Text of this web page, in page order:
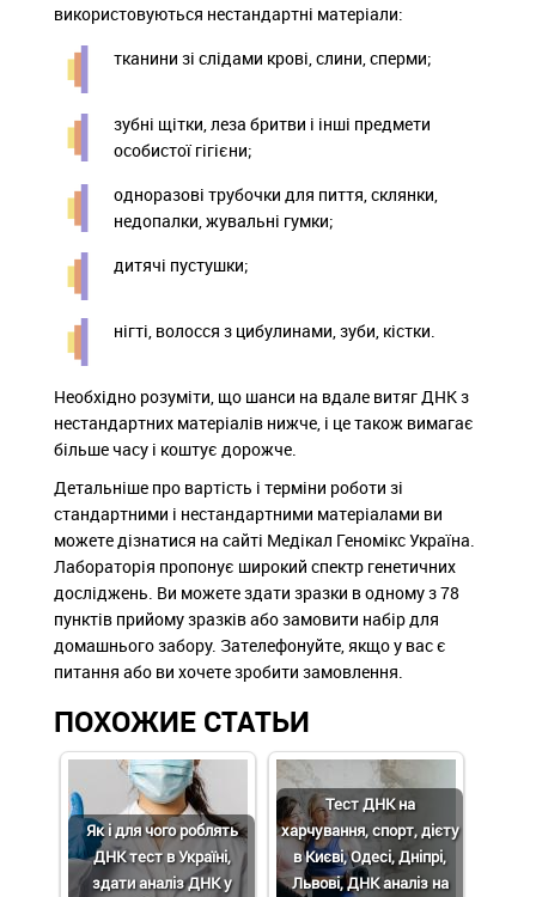
використовуються нестандартні матеріали:
тканини зі слідами крові, слини, сперми;
зубні щітки, леза бритви і інші предмети
особистої гігієни;
одноразові трубочки для пиття, склянки,
недопалки, жувальні гумки;
дитячі пустушки;
нігті, волосся з цибулинами, зуби, кістки.
Необхідно розуміти, що шанси на вдале витяг ДНК з
нестандартних матеріалів нижче, і це також вимагає
більше часу і коштує дорожче.
Детальніше про вартість і терміни роботи зі
стандартними і нестандартними матеріалами ви
можете дізнатися на сайті Медікал Геномікс Україна.
Лабораторія пропонує широкий спектр генетичних
досліджень. Ви можете здати зразки в одному з 78
пунктів прийому зразків або замовити набір для
домашнього забору. Зателефонуйте, якщо у вас є
питання або ви хочете зробити замовлення.
ПОХОЖИЕ СТАТЬИ
Як і для чого роблять
ДНК тест в Україні,
здати аналіз ДНК у
Тест ДНК на
харчування, спорт, дієту
в Києві, Одесі, Дніпрі,
Львові, ДНК аналіз на